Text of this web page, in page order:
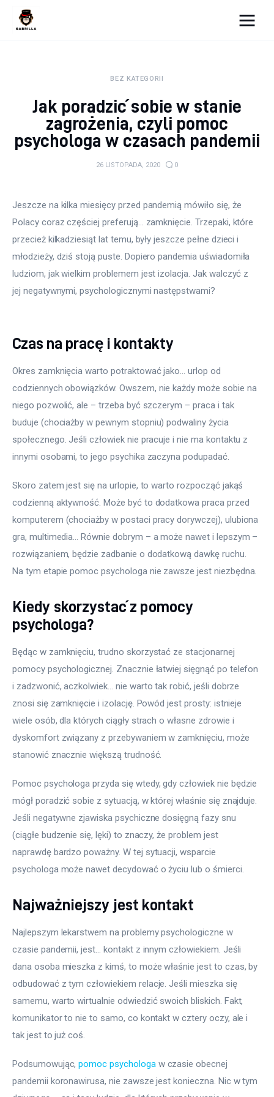
Kunchnia i kulinaria
Zdrowie
Więcej
BEZ KATEGORII
Jak poradzić sobie w stanie
zagrożenia, czyli pomoc
psychologa w czasach pandemii
26 LISTOPADA, 2020 0
Jeszcze na kilka miesięcy przed pandemią mówiło się, że
Polacy coraz częściej preferują… zamknięcie. Trzepaki, które
przecież kilkadziesiąt lat temu, były jeszcze pełne dzieci i
młodzieży, dziś stoją puste. Dopiero pandemia uświadomiła
ludziom, jak wielkim problemem jest izolacja. Jak walczyć z
jej negatywnymi, psychologicznymi następstwami?
Czas na pracę i kontakty
Okres zamknięcia warto potraktować jako… urlop od
codziennych obowiązków. Owszem, nie każdy może sobie na
niego pozwolić, ale – trzeba być szczerym – praca i tak
buduje (chociażby w pewnym stopniu) podwaliny życia
społecznego. Jeśli człowiek nie pracuje i nie ma kontaktu z
innymi osobami, to jego psychika zaczyna podupadać.
Skoro zatem jest się na urlopie, to warto rozpocząć jakąś
codzienną aktywność. Może być to dodatkowa praca przed
komputerem (chociażby w postaci pracy dorywczej), ulubiona
gra, multimedia… Równie dobrym – a może nawet i lepszym –
rozwiązaniem, będzie zadbanie o dodatkową dawkę ruchu.
Na tym etapie pomoc psychologa nie zawsze jest niezbędna.
Kiedy skorzystać z pomocy
psychologa?
Będąc w zamknięciu, trudno skorzystać ze stacjonarnej
pomocy psychologicznej. Znacznie łatwiej sięgnąć po telefon
i zadzwonić, aczkolwiek… nie warto tak robić, jeśli dobrze
znosi się zamknięcie i izolację. Powód jest prosty: istnieje
wiele osób, dla których ciągły strach o własne zdrowie i
dyskomfort związany z przebywaniem w zamknięciu, może
stanowić znacznie większą trudność.
Pomoc psychologa przyda się wtedy, gdy człowiek nie będzie
mógł poradzić sobie z sytuacją, w której właśnie się znajduje.
Jeśli negatywne zjawiska psychiczne dosięgną fazy snu
(ciągłe budzenie się, lęki) to znaczy, że problem jest
naprawdę bardzo poważny. W tej sytuacji, wsparcie
psychologa może nawet decydować o życiu lub o śmierci.
Najważniejszy jest kontakt
Najlepszym lekarstwem na problemy psychologiczne w
czasie pandemii, jest… kontakt z innym człowiekiem. Jeśli
dana osoba mieszka z kimś, to może właśnie jest to czas, by
odbudować z tym człowiekiem relacje. Jeśli mieszka się
samemu, warto wirtualnie odwiedzić swoich bliskich. Fakt,
komunikator to nie to samo, co kontakt w cztery oczy, ale i
tak jest to już coś.
Podsumowując, pomoc psychologa w czasie obecnej
pandemii koronawirusa, nie zawsze jest konieczna. Nic w tym